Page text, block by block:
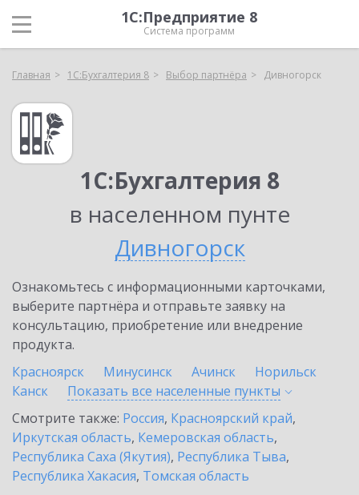
1С:Предприятие 8
Система программ
Главная 1С:Бухгалтерия 8 Выбор партнёра Дивногорск
1С:Бухгалтерия 8
в населенном пунте
Дивногорск
Ознакомьтесь с информационными карточками,
выберите партнёра и отправьте заявку на
консультацию, приобретение или внедрение
продукта.
Красноярск
Минусинск Ачинск
Норильск
Канск
Показать все населенные пункты
Смотрите также: Россия, Красноярский край,
Иркутская область, Кемеровская область,
Республика Саха (Якутия), Республика Тыва,
Республика Хакасия, Томская область